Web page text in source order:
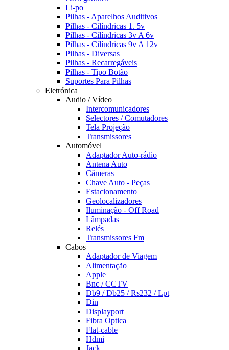
Li-po
Pilhas - Aparelhos Auditivos
Pilhas - Cilíndricas 1. 5v
Pilhas - Cilíndricas 3v A 6v
Pilhas - Cilíndricas 9v A 12v
Pilhas - Diversas
Pilhas - Recarregáveis
Pilhas - Tipo Botão
Suportes Para Pilhas
Eletrónica
Audio / Vídeo
Intercomunicadores
Selectores / Comutadores
Tela Projeção
Transmissores
Automóvel
Adaptador Auto-rádio
Antena Auto
Câmeras
Chave Auto - Peças
Estacionamento
Geolocalizadores
Iluminação - Off Road
Lâmpadas
Relés
Transmissores Fm
Cabos
Adaptador de Viagem
Alimentação
Apple
Bnc / CCTV
Db9 / Db25 / Rs232 / Lpt
Din
Displayport
Fibra Óptica
Flat-cable
Hdmi
Jack